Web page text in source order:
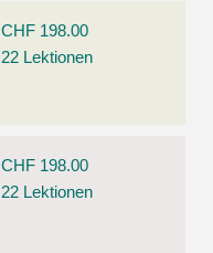
CHF 198.00
22 Lektionen
CHF 198.00
22 Lektionen